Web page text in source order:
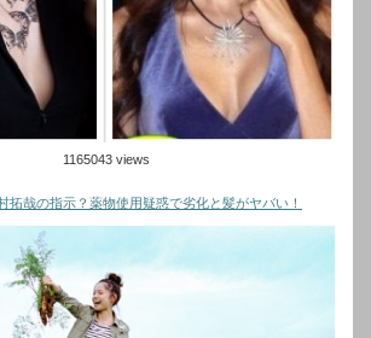
1165043 views
拓哉の指示？薬物使用疑惑で劣化と髪がヤバい！